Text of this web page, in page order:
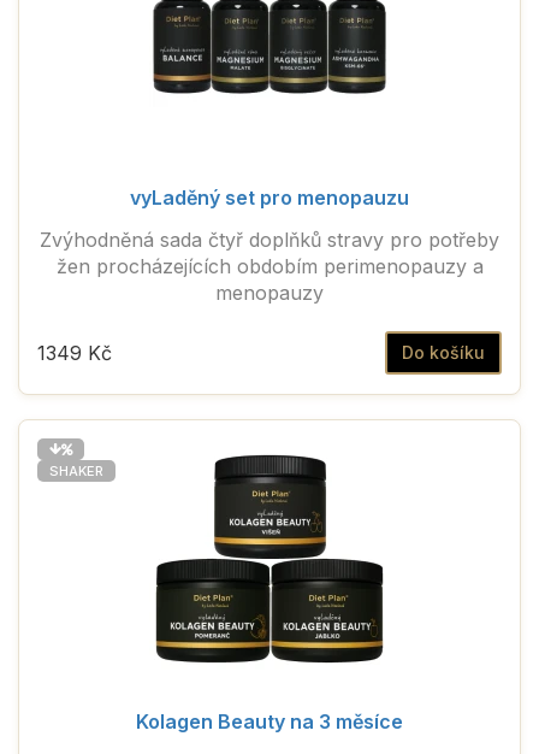
vyLaděný set pro menopauzu
Zvýhodněná sada čtyř doplňků stravy pro potřeby
žen procházejících obdobím perimenopauzy a
menopauzy
Do košíku
1349 Kč
SHAKER
Kolagen Beauty na 3 měsíce